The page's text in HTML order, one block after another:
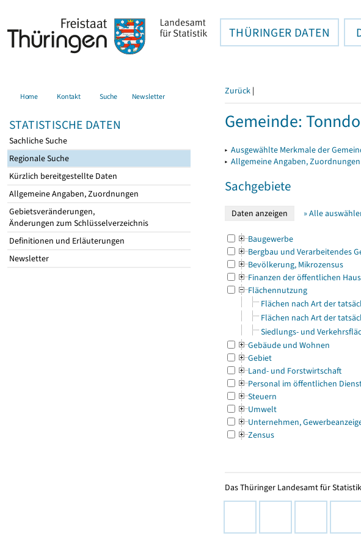
THÜRINGER DATEN
Home Kontakt Suche Newsletter
STATISTISCHE DATEN
Sachliche Suche
Regionale Suche
Kürzlich bereitgestellte Daten
Allgemeine Angaben, Zuordnungen
Gebietsveränderungen,
Änderungen zum Schlüsselverzeichnis
Definitionen und Erläuterungen
Newsletter
Zurück |
Gemeinde:
▸ Ausgewählte Merkmale der
▸ Allgemeine Angaben, Zuordnungen
Sachgebiete
» Alle
Baugewerbe
Bergbau und Verarbeitendes
Bevölkerung, Mikrozensus
Finanzen der öffentlichen
Flächennutzung
Flächen nach Art der
Flächen nach Art der
Siedlungs- und
Gebäude und Wohnen
Gebiet
Land- und Forstwirtschaft
Personal im öffentlichen
Steuern
Umwelt
Unternehmen,
Zensus
Das Thüringer Landesamt für